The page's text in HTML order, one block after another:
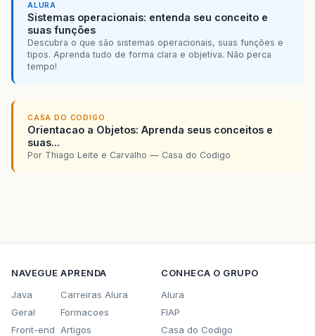
ALURA
Sistemas operacionais: entenda seu conceito e
suas funções
Descubra o que são sistemas operacionais, suas funções e
tipos. Aprenda tudo de forma clara e objetiva. Não perca
tempo!
CASA DO CODIGO
Orientacao a Objetos: Aprenda seus conceitos e
suas...
Por Thiago Leite e Carvalho — Casa do Codigo
NAVEGUE
Java
Geral
Front-end
APRENDA
Carreiras Alura
Formacoes
Artigos
CONHECA O GRUPO
Alura
FIAP
Casa do Codigo